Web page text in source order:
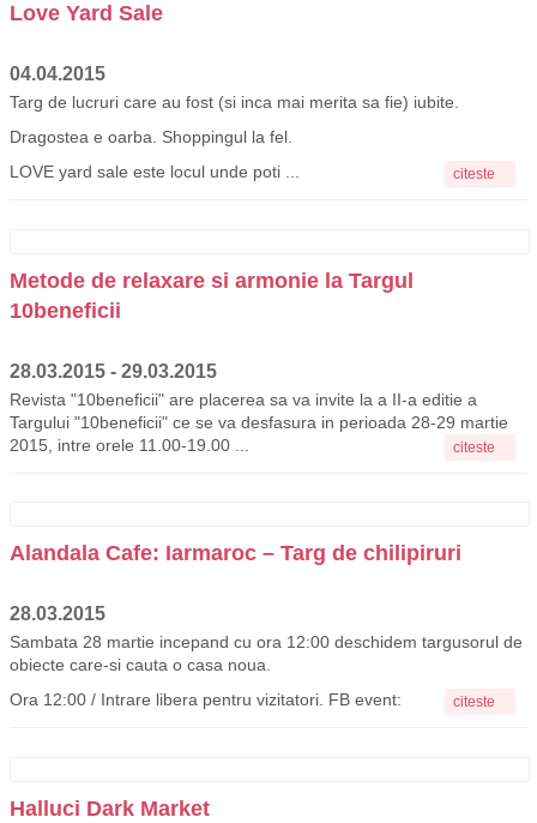
Love Yard Sale
04.04.2015
Targ de lucruri care au fost (si inca mai merita sa fie) iubite.
Dragostea e oarba. Shoppingul la fel.
LOVE yard sale este locul unde poti ...
citeste
Metode de relaxare si armonie la Targul
10beneficii
28.03.2015 - 29.03.2015
Revista "10beneficii" are placerea sa va invite la a II-a editie a
Targului "10beneficii" ce se va desfasura in perioada 28-29 martie
2015, intre orele 11.00-19.00 ...
citeste
Alandala Cafe: Iarmaroc – Targ de chilipiruri
28.03.2015
Sambata 28 martie incepand cu ora 12:00 deschidem targusorul de
obiecte care-si cauta o casa noua.
Ora 12:00 / Intrare libera pentru vizitatori. FB event:
citeste
Halluci Dark Market